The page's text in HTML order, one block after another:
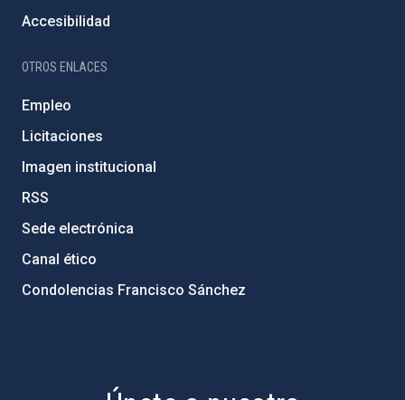
Accesibilidad
OTROS ENLACES
Empleo
Licitaciones
Imagen institucional
RSS
Sede electrónica
Canal ético
Condolencias Francisco Sánchez